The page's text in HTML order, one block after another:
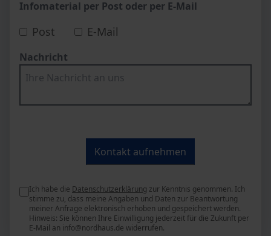
Infomaterial per Post oder per E-Mail
Post E-Mail
Nachricht
Ich habe die Datenschutzerklärung zur Kenntnis genommen. Ich
stimme zu, dass meine Angaben und Daten zur Beantwortung
meiner Anfrage elektronisch erhoben und gespeichert werden.
Hinweis: Sie können Ihre Einwilligung jederzeit für die Zukunft per
E-Mail an info@nordhaus.de widerrufen.